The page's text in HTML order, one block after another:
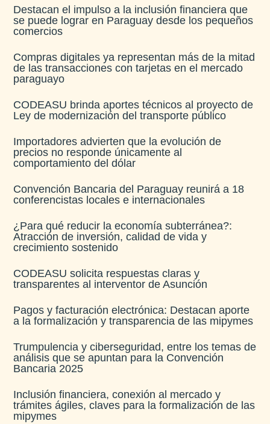
Destacan el impulso a la inclusión financiera que
se puede lograr en Paraguay desde los pequeños
comercios
Compras digitales ya representan más de la mitad
de las transacciones con tarjetas en el mercado
paraguayo
CODEASU brinda aportes técnicos al proyecto de
Ley de modernización del transporte público
Importadores advierten que la evolución de
precios no responde únicamente al
comportamiento del dólar
Convención Bancaria del Paraguay reunirá a 18
conferencistas locales e internacionales
¿Para qué reducir la economía subterránea?:
Atracción de inversión, calidad de vida y
crecimiento sostenido
CODEASU solicita respuestas claras y
transparentes al interventor de Asunción
Pagos y facturación electrónica: Destacan aporte
a la formalización y transparencia de las mipymes
Trumpulencia y ciberseguridad, entre los temas de
análisis que se apuntan para la Convención
Bancaria 2025
Inclusión financiera, conexión al mercado y
trámites ágiles, claves para la formalización de las
mipymes